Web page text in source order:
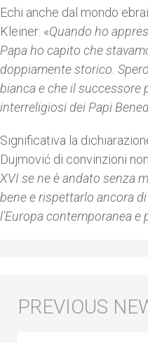
Echi anche dal mondo
Kleiner: «Quando ho
Papa ho capito che
doppiamente storico.
bianca e che il
interreligiosi dei Papi
Significativa la
Dujmović di convinzioni
XVI se ne è andato senza
bene e rispettarlo ancora
l’Europa contemporanea e